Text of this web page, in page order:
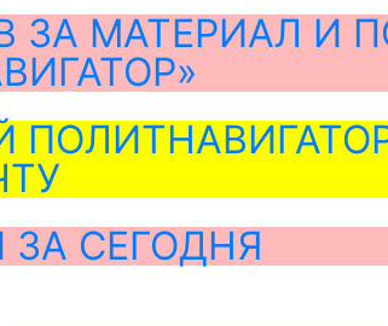
ЗА МАТЕРИАЛ И
СЕГОДНЯ